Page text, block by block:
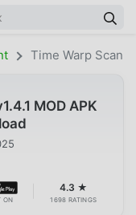
Time Warp Scan
MOD APK
ON
4.3 ★
1698 RATINGS